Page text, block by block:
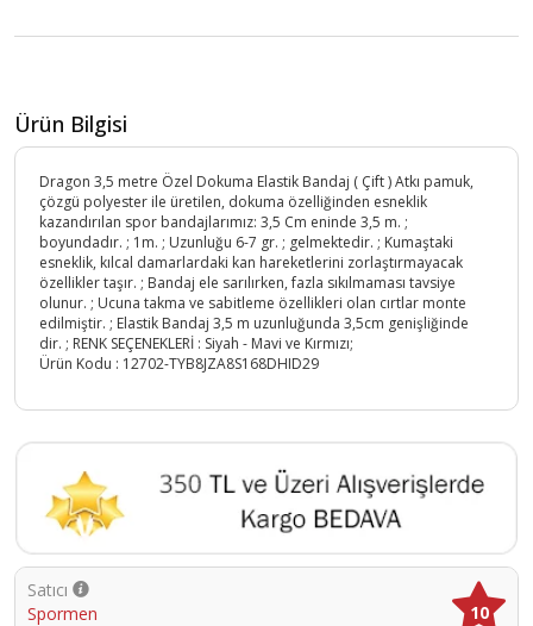
Ürün Bilgisi
Dragon 3,5 metre Özel Dokuma Elastik Bandaj ( Çift ) Atkı pamuk,
çözgü polyester ile üretilen, dokuma özelliğinden esneklik
kazandırılan spor bandajlarımız: 3,5 Cm eninde 3,5 m. ;
boyundadır. ; 1m. ; Uzunluğu 6-7 gr. ; gelmektedir. ; Kumaştaki
esneklik, kılcal damarlardaki kan hareketlerini zorlaştırmayacak
özellikler taşır. ; Bandaj ele sarılırken, fazla sıkılmaması tavsiye
olunur. ; Ucuna takma ve sabitleme özellikleri olan cırtlar monte
edilmiştir. ; Elastik Bandaj 3,5 m uzunluğunda 3,5cm genişliğinde
dir. ; RENK SEÇENEKLERİ : Siyah - Mavi ve Kırmızı;
Ürün Kodu : 12702-TYB8JZA8S168DHID29
Satıcı
Spormen
10